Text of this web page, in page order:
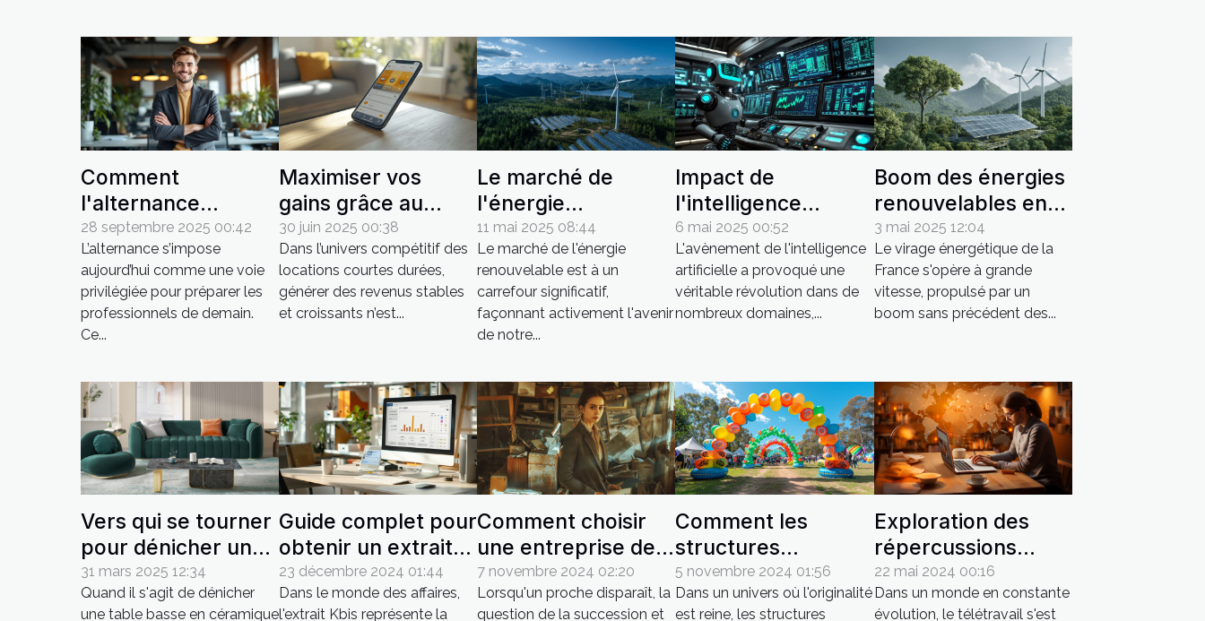
Comment
l'alternance
façonne les
professionnels de
demain ?
28 septembre 2025 00:42
L’alternance s’impose
aujourd’hui comme une voie
privilégiée pour préparer les
professionnels de demain.
Ce...
Maximiser vos
gains grâce au
système de
recommandation
pour hôtes de
locations courtes
30 juin 2025 00:38
Dans l’univers compétitif des
locations courtes durées,
générer des revenus stables
et croissants n’est...
Le marché de
l'énergie
renouvelable
Opportunités et
défis économiques
11 mai 2025 08:44
Le marché de l'énergie
renouvelable est à un
carrefour significatif,
façonnant activement l'avenir
de notre...
Impact de
l'intelligence
artificielle sur les
marchés financiers
actuels
6 mai 2025 00:52
L'avènement de l'intelligence
artificielle a provoqué une
véritable révolution dans de
nombreux domaines,...
Boom des énergies
renouvelables en
France quelles
opportunités pour
les investisseurs
locaux
3 mai 2025 12:04
Le virage énergétique de la
France s'opère à grande
vitesse, propulsé par un
boom sans précédent des...
Vers qui se tourner
pour dénicher une
table basse en
céramique de
31 mars 2025 12:34
Quand il s'agit de dénicher
une table basse en céramique
Guide complet pour
obtenir un extrait
Kbis en ligne
facilement
23 décembre 2024 01:44
Dans le monde des affaires,
l'extrait Kbis représente la
Comment choisir
une entreprise de
débarras pour une
succession
7 novembre 2024 02:20
Lorsqu'un proche disparaît, la
question de la succession et
Comment les
structures
gonflables peuvent
transformer votre
5 novembre 2024 01:56
Dans un univers où l'originalité
est reine, les structures
Exploration des
répercussions
économiques du
télétravail sur les
22 mai 2024 00:16
Dans un monde en constante
évolution, le télétravail s'est